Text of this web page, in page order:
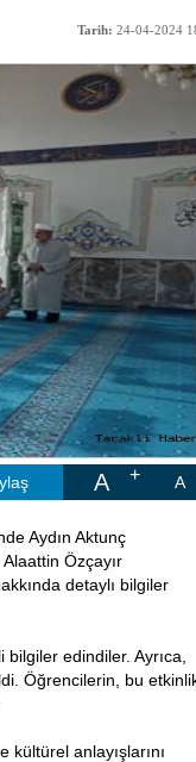
Tarih: 24-04-2024
A A
Aydın Aktunç
Özçayır
detaylı bilgiler
edindiler. Ayrıca,
Öğrencilerin, bu
anlayışlarını